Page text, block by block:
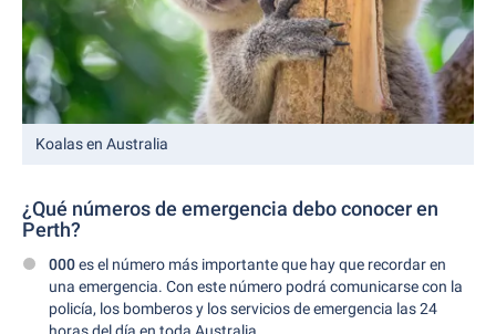
Koalas en Australia
¿Qué números de emergencia debo conocer en
Perth?
000es el número más importante que hay que recordar en
una emergencia. Con este número podrá comunicarse con la
policía, los bomberos y los servicios de emergencia las 24
horas del día en toda Australia.